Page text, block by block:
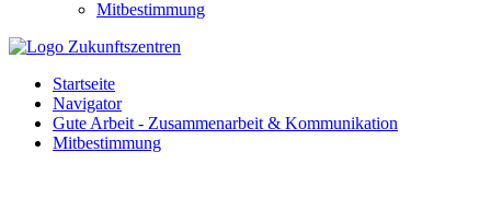
Mitbestimmung
Startseite
Navigator
Gute Arbeit - Zusammenarbeit & Kommunikation
Mitbestimmung